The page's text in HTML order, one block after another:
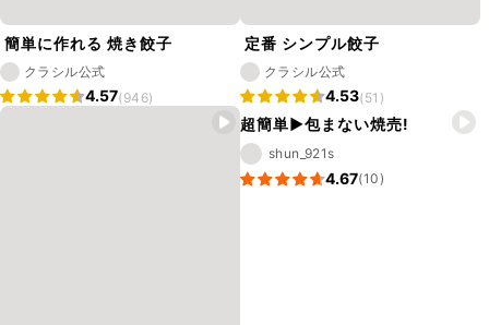
簡単に作れる 焼き餃子
クラシル公式
4.57(946)
定番 シンプル餃子
クラシル公式
4.53(51)
超簡単▶︎包まない焼売!
shun_921s
4.67(10)